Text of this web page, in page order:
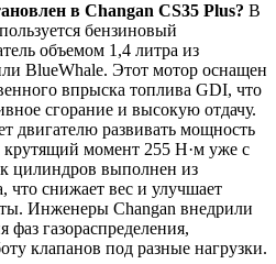
в Changan CS35 Plus? В
бензиновый
объемом 1,4 литра из
BlueWhale. Этот мотор оснащен
впрыска топлива GDI, что
сгорание и высокую отдачу.
двигателю развивать мощность
момент 255 Н·м уже с
цилиндров выполнен из
что снижает вес и улучшает
Инженеры Changan внедрили
фаз газораспределения,
клапанов под разные нагрузки.